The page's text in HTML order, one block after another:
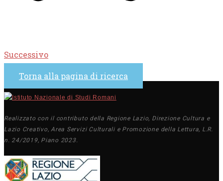
Successivo
Torna alla pagina di ricerca
Realizzato con il contributo della Regione Lazio, Direzione Cultura e
Lazio Creativo, Area Servizi Culturali e Promozione della Lettura, L.R.
n. 24/2019, Piano 2023.